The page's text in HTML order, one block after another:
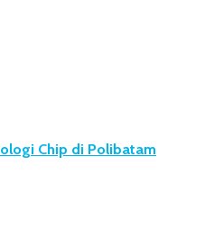
Chip di Polibatam